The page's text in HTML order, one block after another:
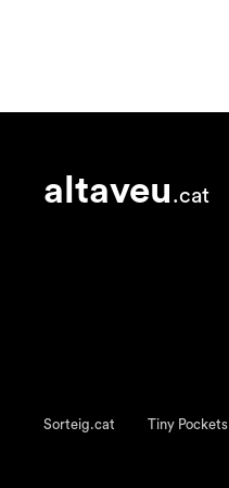
altaveu.cat
Sorteig.cat Tiny Pockets